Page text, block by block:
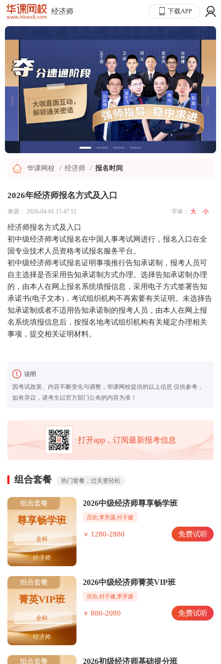
经济师 下载APP
华课网校 经济师 报名时间
2026年经济师报名方式及入口
来源： 2026-04-01 15:47:12 字体： 大 小
经济师报名方式及入口
初中级经济师考试报名在中国人事考试网进行，报名入口在全
国专业技术人员资格考试报名服务平台。
初中级经济师考试报名证明事项推行告知承诺制，报考人员可
自主选择是否采用告知承诺制方式办理。选择告知承诺制办理
的，由本人在网上报名系统填报信息，采用电子方式签署告知
承诺书(电子文本)，考试组织机构不再索要有关证明。未选择告
知承诺制或者不适用告知承诺制的报考人员，由本人在网上报
名系统填报信息后，按报名地考试组织机构有关规定办理相关
事项，提交相关证明材料。
说明
因考试政策、内容不断变化与调整，华课网校提供的以上信息 仅供参考，
如有异议，请考生以官方部门公布的内容为准！
打开app，订阅最新报考信息
组合套餐 热门套餐，过关更轻松
组合套餐
尊享畅学班
全科
经济师
2026中级经济师尊享畅学班
庄欣,李开源,付子健
￥ 1280-2880 免费试听
组合套餐
菁英VIP班
全科
经济师
2026中级经济师菁英VIP班
庄欣,付子健,李开源
￥ 880-2080 免费试听
组合套餐 2026初级经济师基础提分班